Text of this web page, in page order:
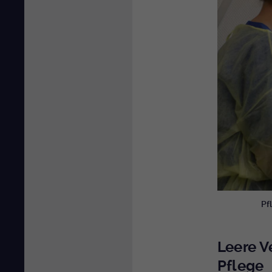
Leere
Pflege